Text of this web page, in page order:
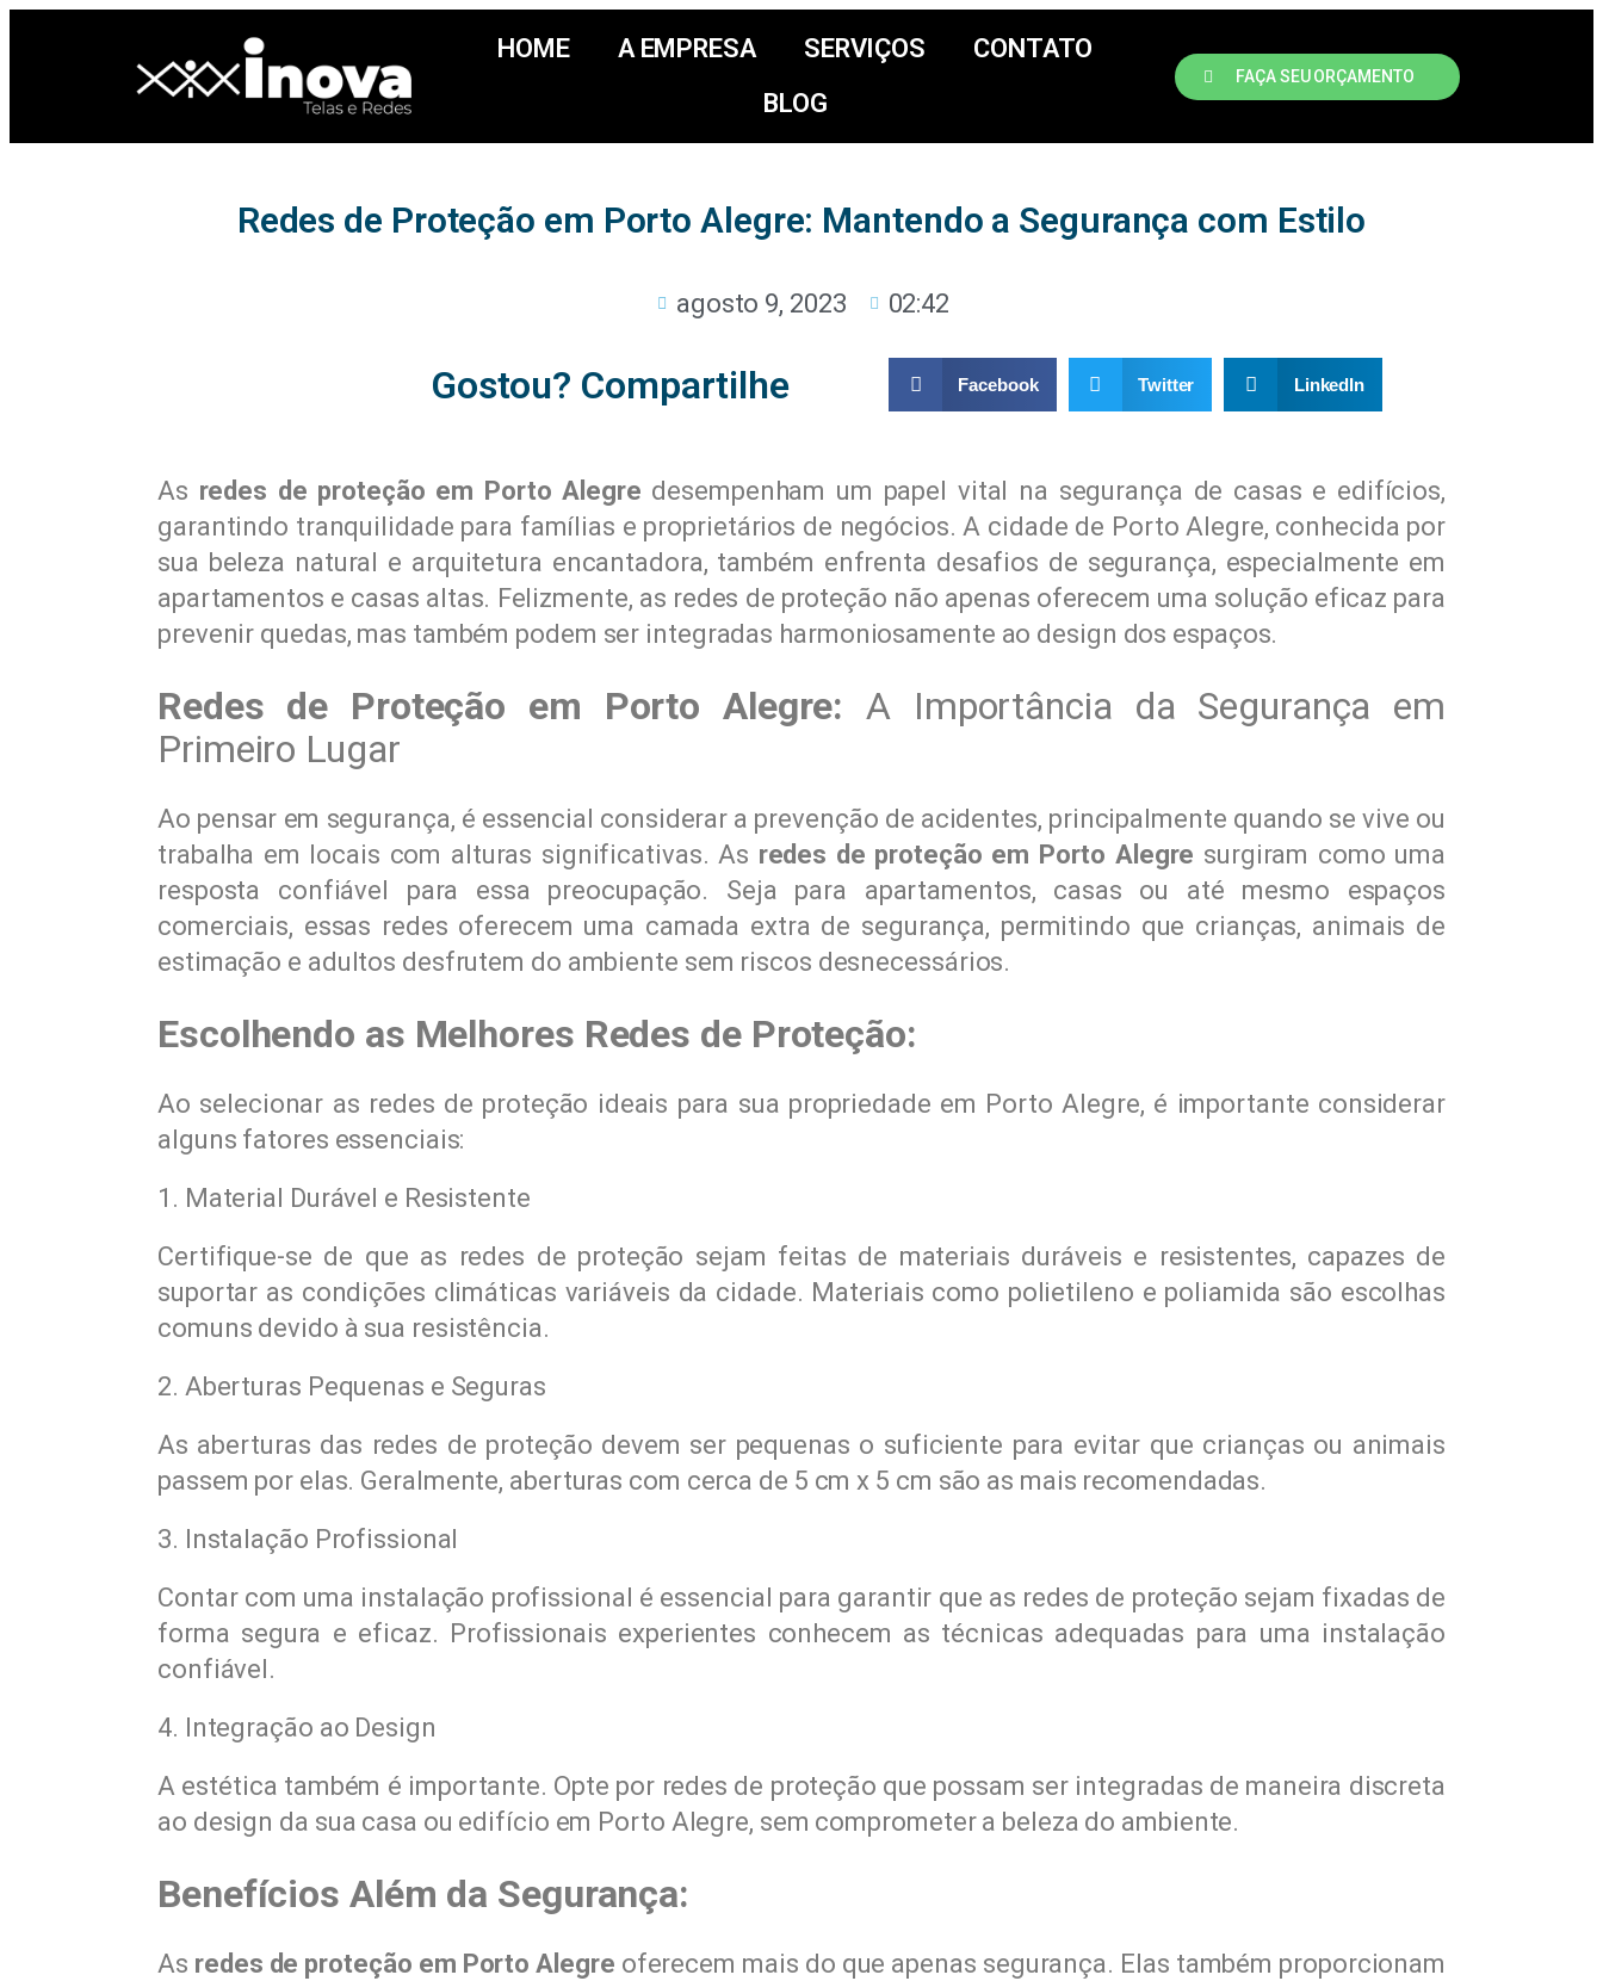
HOME A EMPRESA SERVIÇOS
CONTATO
BLOG
FAÇA SEU ORÇAMENTO
Redes de Proteção em Porto Alegre: Mantendo a Segurança com Estilo
agosto 9, 2023 02:42
Gostou? Compartilhe Facebook Twitter LinkedIn
As redes de proteção em Porto Alegre desempenham um papel vital na segurança de casas e edifícios,
garantindo tranquilidade para famílias e proprietários de negócios. A cidade de Porto Alegre, conhecida por
sua beleza natural e arquitetura encantadora, também enfrenta desafios de segurança, especialmente em
apartamentos e casas altas. Felizmente, as redes de proteção não apenas oferecem uma solução eficaz para
prevenir quedas, mas também podem ser integradas harmoniosamente ao design dos espaços.
Redes de Proteção em Porto Alegre: A Importância da Segurança em
Primeiro Lugar
Ao pensar em segurança, é essencial considerar a prevenção de acidentes, principalmente quando se vive ou
trabalha em locais com alturas significativas. As redes de proteção em Porto Alegre surgiram como uma
resposta confiável para essa preocupação. Seja para apartamentos, casas ou até mesmo espaços
comerciais, essas redes oferecem uma camada extra de segurança, permitindo que crianças, animais de
estimação e adultos desfrutem do ambiente sem riscos desnecessários.
Escolhendo as Melhores Redes de Proteção:
Ao selecionar as redes de proteção ideais para sua propriedade em Porto Alegre, é importante considerar
alguns fatores essenciais:
1. Material Durável e Resistente
Certifique-se de que as redes de proteção sejam feitas de materiais duráveis e resistentes, capazes de
suportar as condições climáticas variáveis da cidade. Materiais como polietileno e poliamida são escolhas
comuns devido à sua resistência.
2. Aberturas Pequenas e Seguras
As aberturas das redes de proteção devem ser pequenas o suficiente para evitar que crianças ou animais
passem por elas. Geralmente, aberturas com cerca de 5 cm x 5 cm são as mais recomendadas.
3. Instalação Profissional
Contar com uma instalação profissional é essencial para garantir que as redes de proteção sejam fixadas de
forma segura e eficaz. Profissionais experientes conhecem as técnicas adequadas para uma instalação
confiável.
4. Integração ao Design
A estética também é importante. Opte por redes de proteção que possam ser integradas de maneira discreta
ao design da sua casa ou edifício em Porto Alegre, sem comprometer a beleza do ambiente.
Benefícios Além da Segurança:
As redes de proteção em Porto Alegre oferecem mais do que apenas segurança. Elas também proporcionam